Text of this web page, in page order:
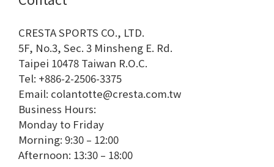
CRESTA SPORTS CO., LTD.
5F, No.3, Sec. 3 Minsheng E. Rd.
Taipei 10478 Taiwan R.O.C.
Tel: +886-2-2506-3375
Email: colantotte@cresta.com.tw
Business Hours:
Monday to Friday
Morning: 9:30 – 12:00
Afternoon: 13:30 – 18:00